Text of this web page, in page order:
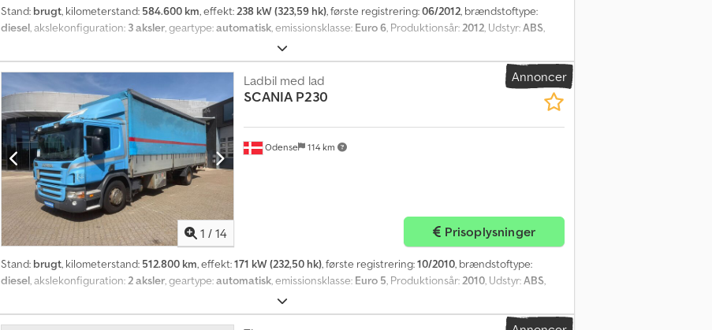
Stand: brugt, kilometerstand: 584.600 km, effekt:238 kW (323,59 hk), første registrering:06/2012, brændstoftype:
diesel, akslekonfiguration: 3 aksler, geartype:automatisk, emissionsklasse: Euro 6, Produktionsår:2012, Udstyr:ABS,
Annoncer
1 / 14
Odense 114 km
Ladbil med lad
SCANIA P230
Prisoplysninger
Stand: brugt, kilometerstand: 512.800 km, effekt:171 kW (232,50 hk), første registrering:10/2010, brændstoftype:
diesel, akslekonfiguration:2 aksler, geartype:automatisk, emissionsklasse: Euro 5, Produktionsår:2010, Udstyr:ABS,
d
l
i
g
t
o
e
r
0
k
b